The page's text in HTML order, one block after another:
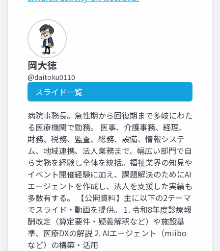
岡大徳
@daitoku0110
スライド一覧
病院事務長。急性期から回復期まで多岐にわた
る医療機関で勤務。 医事、介護事務、経理、
財務、税務、監査、総務、設備、情報システ
ム、地域連携、法人業務まで、幅広い部門で自
ら実務を経験し全体を統括。福祉業界の知見や
イベント開催経験に加え、課題解決のためにAI
エージェントを作成し、法人を支援した実績も
多数有する。 【公開資料】主に以下の2テーマ
でスライド・動画を提供。 1. 令和8年度診療報
酬改定（算定要件・疑義解釈など）や施設基
準、医療DXの解説 2. AIエージェント（miibo
など）の構築・活用